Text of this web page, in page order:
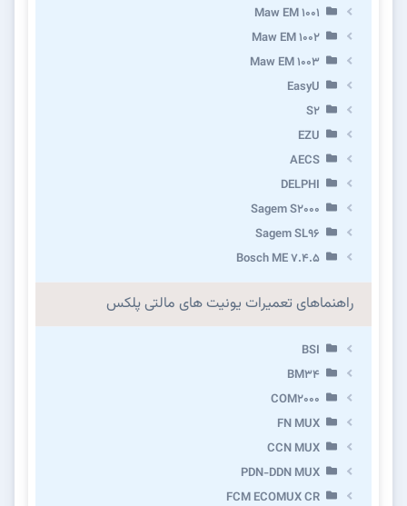
Maw EM 1001
Maw EM 1002
Maw EM 1003
EasyU
S2
EZU
AECS
DELPHI
Sagem S2000
Sagem SL96
Bosch ME 7.4.5
راهنماهای تعمیرات یونیت های مالتی پلکس
BSI
BM34
COM2000
FN MUX
CCN MUX
PDN-DDN MUX
FCM ECOMUX CR